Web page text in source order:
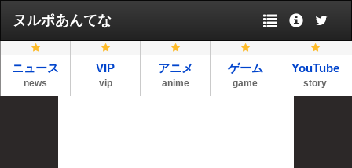
ヌルポあんてな
ニュース
news
VIP
vip
アニメ
anime
ゲーム
game
YouTube
story